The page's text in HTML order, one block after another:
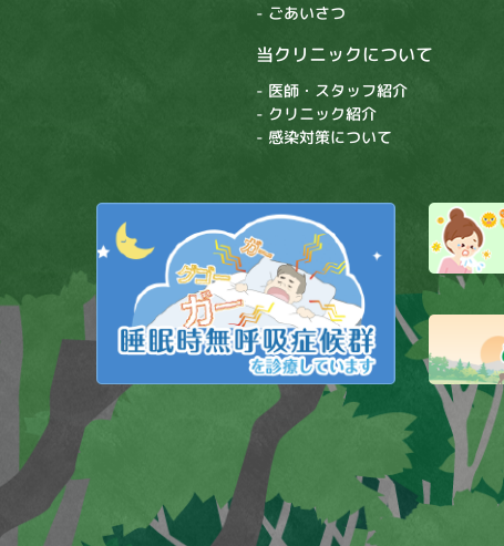
- ごあいさつ
当クリニックについて
- 医師・スタッフ紹介
- クリニック紹介
- 感染対策について